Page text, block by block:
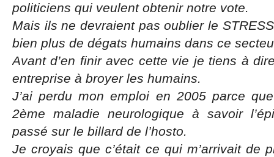
politiciens qui veulent obtenir notre vote.
Mais ils ne devraient pas oublier le
bien plus de dégats humains dans ce
Avant d’en finir avec cette vie je tiens à
entreprise à broyer les humains.
J’ai perdu mon emploi en 2005 parce
2ème maladie neurologique à savoir
passé sur le billard de l’hosto.
Je croyais que c’était ce qui m’arrivait de